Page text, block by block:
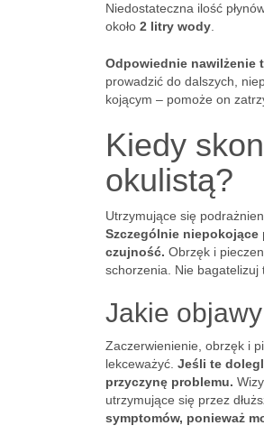
Niedostateczna ilość
około 2 litry wody
Odpowiednie nawilżenie
prowadzić do dalszych,
kojącym – pomoże on
Kiedy
okulistą?
Utrzymujące się
Szczególnie niepokojące
czujność. Obrzęk i
schorzenia. Nie bagatelizuj
Jakie
Zaczerwienienie, obrzęk i
lekceważyć. Jeśli te
przyczynę problemu.
utrzymujące się przez
symptomów, ponieważ